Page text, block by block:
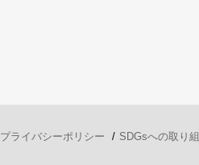
プライバシーポリシー SDGsへの取り